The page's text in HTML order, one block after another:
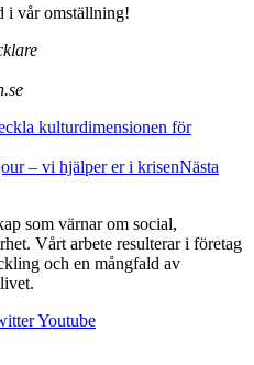
i vår omställning!
kulturdimensionen för
– vi hjälper er i krisenNästa
som värnar om social,
Vårt arbete resulterar i företag
och en mångfald av
Youtube